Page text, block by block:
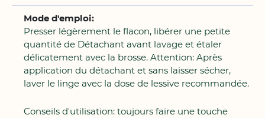
Presser légèrement le flacon, libérer une petite
quantité de Détachant avant lavage et étaler
délicatement avec la brosse. Attention: Après
application du détachant et sans laisser sécher,
laver le linge avec la dose de lessive recommandée.
Conseils d'utilisation: toujours faire une touche